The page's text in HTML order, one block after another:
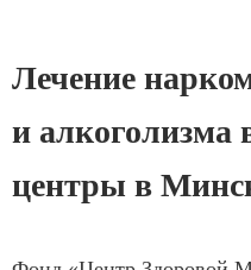
Лечение
и алкоголизма
центры в